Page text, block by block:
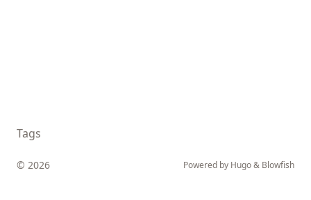
Tags
© 2026 Powered by Hugo& Blowfish